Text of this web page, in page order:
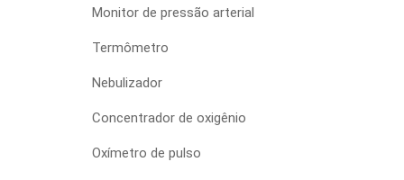
Monitor de pressão arterial
Termômetro
Nebulizador
Concentrador de oxigênio
Oxímetro de pulso